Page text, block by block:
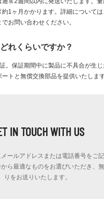
約1ヶ月かかります。詳細について
お問い合わせください。
れくらいですか？
。保証期間中に製品に不具合が生
トと無償交換部品を提供いたします
IN TOUCH WITH US
ールアドレスまたは電話番号をご
ら最適なものをお選びいただき、
りをお送りいたします。